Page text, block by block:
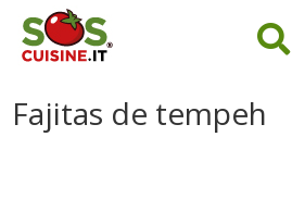
Fajitas de tempeh